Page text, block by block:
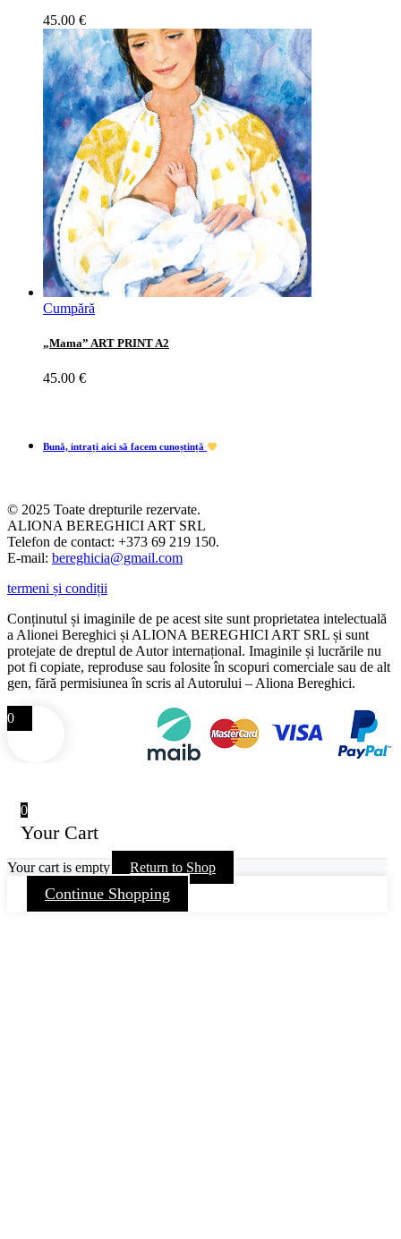
45.00 €
Cumpără
„Mama” ART PRINT A2
45.00 €
Bună, intrați aici să facem cunoștință
© 2025 Toate drepturile rezervate.
ALIONA BEREGHICI ART SRL
Telefon de contact: +373 69 219 150.
E-mail: bereghicia@gmail.com
termeni și condiții
Conținutul și imaginile de pe acest site sunt proprietatea intelectuală
a Alionei Bereghici și ALIONA BEREGHICI ART SRL și sunt
protejate de dreptul de Autor internațional. Imaginile și lucrările nu
pot fi copiate, reproduse sau folosite în scopuri comerciale sau de alt
gen, fără permisiunea în scris al Autorului – Aliona Bereghici.
0
0
Your Cart
Your cart is empty Return to Shop
Continue Shopping